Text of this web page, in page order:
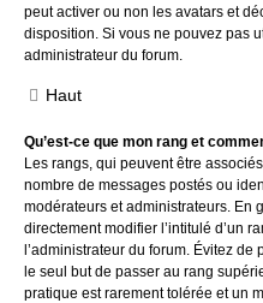
peut activer ou non les avatars et
disposition. Si vous ne pouvez pas
administrateur du forum.
Haut
Qu’est-ce que mon rang et
Les rangs, qui peuvent être
nombre de messages postés ou
modérateurs et administrateurs. En
directement modifier l’intitulé d’un
l’administrateur du forum. Évitez
le seul but de passer au rang
pratique est rarement tolérée et un